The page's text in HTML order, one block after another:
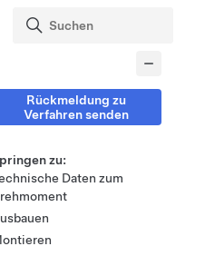
Rückmeldung zu
Verfahren senden
zu:
Daten zum